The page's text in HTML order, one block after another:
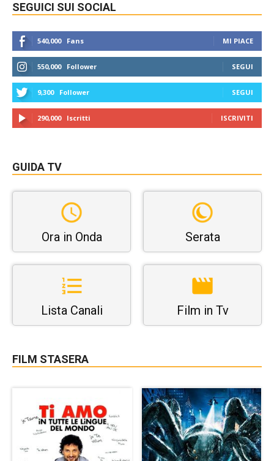
SEGUICI SUI SOCIAL
540,000 Fans MI PIACE
550,000 Follower SEGUI
9,300 Follower SEGUI
290,000 Iscritti ISCRIVITI
GUIDA TV
Ora in Onda Serata
Lista Canali Film in Tv
FILM STASERA